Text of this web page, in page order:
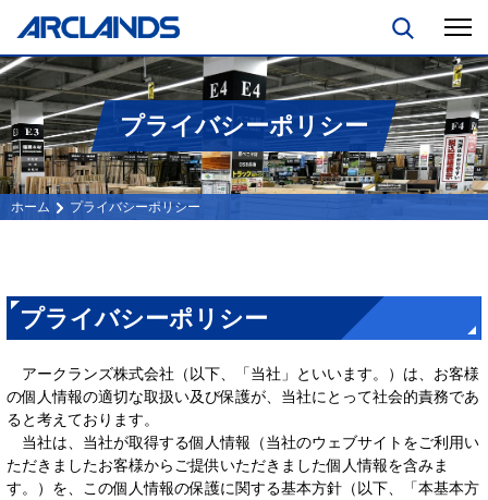
プライバシーポリシー
プライバシーポリシー
プライバシーポリシー
アークランズ株式会社（以下、「当社」といいます。）は、お客様
の個人情報の適切な取扱い及び保護が、当社にとって社会的責務であ
ると考えております。
当社は、当社が取得する個人情報（当社のウェブサイトをご利用い
ただきましたお客様からご提供いただきました個人情報を含みま
す。）を、この個人情報の保護に関する基本方針（以下、「本基本方